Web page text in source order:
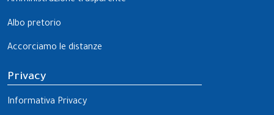
Albo pretorio
Accorciamo le distanze
Privacy
Informativa Privacy